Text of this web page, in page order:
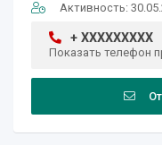
Активность:
+ XXXXXXXXX
Показать телефон